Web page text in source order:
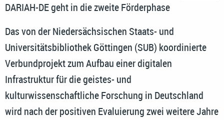
DARIAH-DE geht in die zweite Förderphase
Das von der Niedersächsischen Staats- und
Universitätsbibliothek Göttingen (SUB) koordinierte
Verbundprojekt zum Aufbau einer digitalen
Infrastruktur für die geistes- und
kulturwissenschaftliche Forschung in Deutschland
wird nach der positiven Evaluierung zwei weitere Jahre